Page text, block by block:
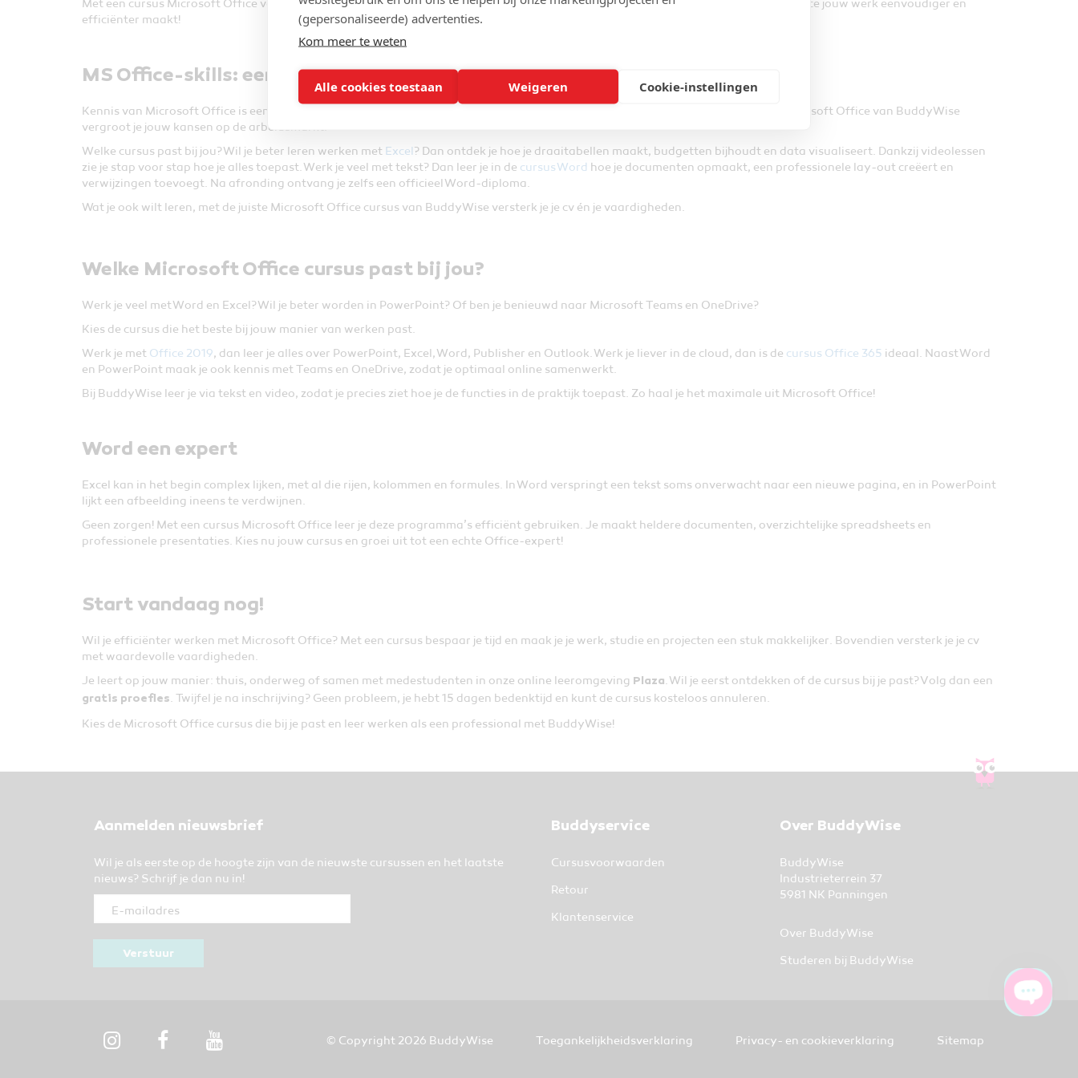
(gepersonaliseerde) advertenties.
Kom meer te weten
Alle cookies toestaan Weigeren Cookie-instellingen
Met een cursus Microsoft Office van BuddyWise leer je stap voor stap hoe je de belangrijkste functies gebruikt. Zo ontdek je hoe Office jouw werk eenvoudiger en
efficiënter maakt!
MS Office-skills: een boost voor je cv
Kennis van Microsoft Office is een waardevolle investering in jezelf. Bij veel werkgevers is het zelfs een vereiste! Met een cursus Microsoft Office van BuddyWise
vergroot je jouw kansen op de arbeidsmarkt.
Welke cursus past bij jou? Wil je beter leren werken met Excel? Dan ontdek je hoe je draaitabellen maakt, budgetten bijhoudt en data visualiseert. Dankzij videolessen
zie je stap voor stap hoe je alles toepast. Werk je veel met tekst? Dan leer je in de cursus Word hoe je documenten opmaakt, een professionele lay-out creëert en
verwijzingen toevoegt. Na afronding ontvang je zelfs een officieel Word-diploma.
Wat je ook wilt leren, met de juiste Microsoft Office cursus van BuddyWise versterk je je cv én je vaardigheden.
Welke Microsoft Office cursus past bij jou?
Werk je veel met Word en Excel? Wil je beter worden in PowerPoint? Of ben je benieuwd naar Microsoft Teams en OneDrive?
Kies de cursus die het beste bij jouw manier van werken past.
Werk je met Office 2019, dan leer je alles over PowerPoint, Excel, Word, Publisher en Outlook. Werk je liever in de cloud, dan is de cursus Office 365 ideaal. Naast Word
en PowerPoint maak je ook kennis met Teams en OneDrive, zodat je optimaal online samenwerkt.
Bij BuddyWise leer je via tekst en video, zodat je precies ziet hoe je de functies in de praktijk toepast. Zo haal je het maximale uit Microsoft Office!
Word een expert
Excel kan in het begin complex lijken, met al die rijen, kolommen en formules. In Word verspringt een tekst soms onverwacht naar een nieuwe pagina, en in PowerPoint
lijkt een afbeelding ineens te verdwijnen.
Geen zorgen! Met een cursus Microsoft Office leer je deze programma’s efficiënt gebruiken. Je maakt heldere documenten, overzichtelijke spreadsheets en
professionele presentaties. Kies nu jouw cursus en groei uit tot een echte Office-expert!
Start vandaag nog!
Wil je efficiënter werken met Microsoft Office? Met een cursus bespaar je tijd en maak je je werk, studie en projecten een stuk makkelijker. Bovendien versterk je je cv
met waardevolle vaardigheden.
Je leert op jouw manier: thuis, onderweg of samen met medestudenten in onze online leeromgeving Plaza. Wil je eerst ontdekken of de cursus bij je past? Volg dan een
gratis proefles. Twijfel je na inschrijving? Geen probleem, je hebt 15 dagen bedenktijd en kunt de cursus kosteloos annuleren.
Kies de Microsoft Office cursus die bij je past en leer werken als een professional met BuddyWise!
Aanmelden nieuwsbrief
Wil je als eerste op de hoogte zijn van de nieuwste cursussen en het laatste
nieuws? Schrijf je dan nu in!
Verstuur
Buddyservice
Cursusvoorwaarden
Retour
Klantenservice
Over BuddyWise
BuddyWise
Industrieterrein 37
5981 NK Panningen
Over BuddyWise
Studeren bij BuddyWise
© Copyright 2026 BuddyWise Toegankelijkheidsverklaring Privacy- en cookieverklaring Sitemap